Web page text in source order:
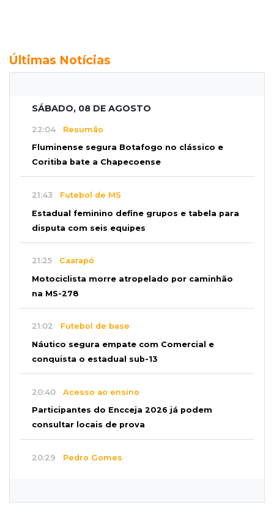
Últimas Notícias
SÁBADO, 08 DE AGOSTO
22:04 Resumão
Fluminense segura Botafogo no clássico e
Coritiba bate a Chapecoense
21:43 Futebol de MS
Estadual feminino define grupos e tabela para
disputa com seis equipes
21:25 Caarapó
Motociclista morre atropelado por caminhão
na MS-278
21:02 Futebol de base
Náutico segura empate com Comercial e
conquista o estadual sub-13
20:40 Acesso ao ensino
Participantes do Encceja 2026 já podem
consultar locais de prova
20:29 Pedro Gomes